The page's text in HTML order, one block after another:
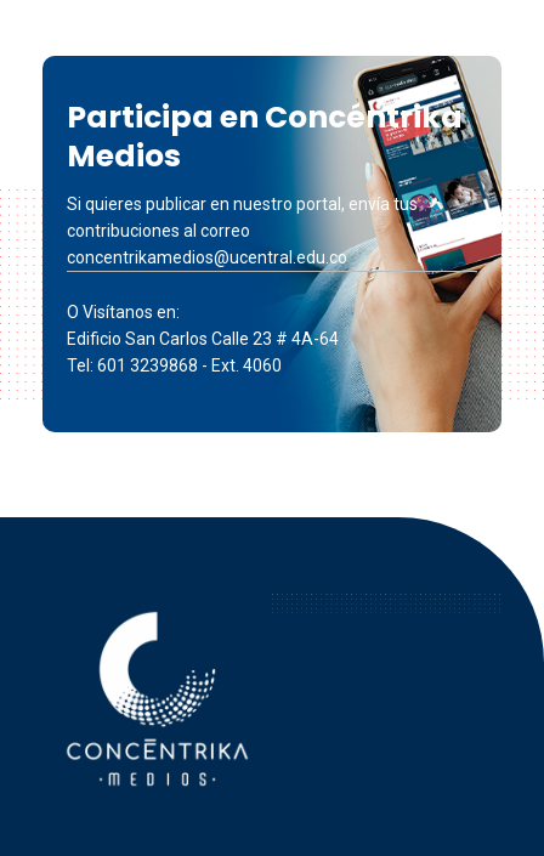
Participa en Concéntrika
Medios
Si quieres publicar en nuestro portal, envía tus
contribuciones al correo
concentrikamedios@ucentral.edu.co
O Visítanos en:
Edificio San Carlos Calle 23 # 4A-64
Tel: 601 3239868 - Ext. 4060